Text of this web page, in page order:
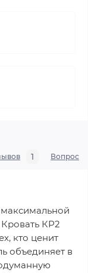
1 Вопросы
КР2
кто ценит
объединяет в